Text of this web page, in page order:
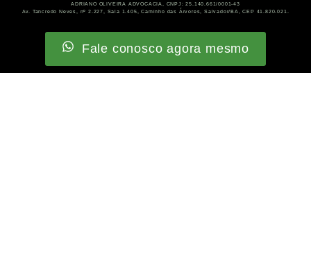
ADRIANO OLIVEIRA ADVOCACIA, CNPJ: 25.140.661/0001-43
Av. Tancredo Neves, nº 2.227, Sala 1.405, Caminho das Árvores, Salvador/BA, CEP 41.820-021.
Fale conosco agora mesmo